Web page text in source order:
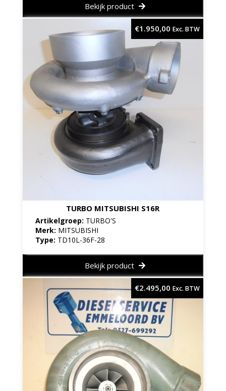
Bekijk product
TURBO MITSUBISHI S16R
Artikelgroep: TURBO'S
Merk: MITSUBISHI
Type: TD10L-36F-28
€1.950,00 Exc. BTW
Bekijk product
€2.495,00 Exc. BTW